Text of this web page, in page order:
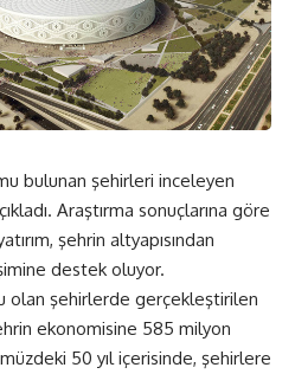
bulunan şehirleri inceleyen
Araştırma sonuçlarına göre
şehrin altyapısından
destek oluyor.
olan şehirlerde gerçekleştirilen
ekonomisine 585 milyon
50 yıl içerisinde, şehirlere